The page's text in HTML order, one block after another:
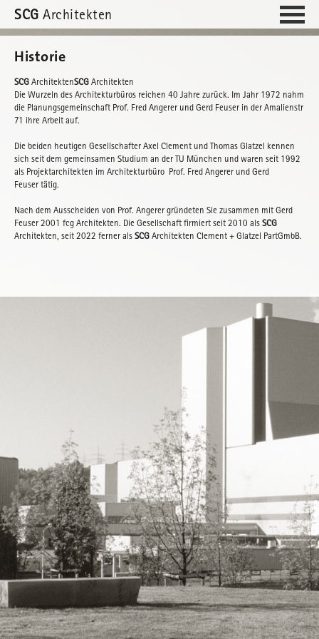
SCG Architekten
Historie
SCG ArchitektenSCG Architekten
Die Wurzeln des Architekturbüros reichen 40 Jahre zurück. Im Jahr 1972 nahm
die Planungsgemeinschaft Prof. Fred Angerer und Gerd Feuser in der Amalienstr
71 ihre Arbeit auf.
Die beiden heutigen Gesellschafter Axel Clement und Thomas Glatzel kennen
sich seit dem gemeinsamen Studium an der TU München und waren seit 1992
als Projektarchitekten im Architekturbüro Prof. Fred Angerer und Gerd
Feuser tätig.
Nach dem Ausscheiden von Prof. Angerer gründeten Sie zusammen mit Gerd
Feuser 2001 fcg Architekten. Die Gesellschaft firmiert seit 2010 als SCG
Architekten, seit 2022 ferner als SCG Architekten Clement + Glatzel PartGmbB.